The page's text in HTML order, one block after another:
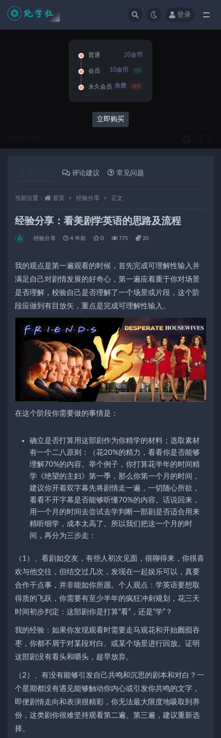
登录
普通 20金币
会员 10金币 5折
永久会员 免费 推荐
立即购买
评论建议 常见问题
当前位置： 首页 经验分享 正文
经验分享：看美剧学英语的思路及流程
经验分享 4 年前 0 775 20
我的观点是第一遍观看的时候，首先完成可理解性输入并
满足自己对剧情发展的好奇心，第一遍应着重于你对场景
是否理解，校验自己是否理解了一个场景或片段，这个阶
段应做到有目放矢，重点是完成可理解性输入。
在这个阶段你需要做的事情是：
确立是否打算用这部剧作为你精学的材料；选取素材
有一个二八原则：（花20%的精力，看看你是否能够
理解70%的内容。举个例子，你打算花半年的时间精
学《绝望的主妇》第一季，那么你第一个月的时间，
建议你开着双字幕先将剧情走一遍，一切随心所欲，
看看不开字幕是否能够听懂70%的内容。话说回来，
用一个月的时间去尝试去学判断一部剧是否适合用来
精听细学，成本太高了。所以我们把这一个月的时
间，再分为三步走：
（1）、看剧如交友，有些人初次见面，很聊得来，你很喜
欢与他交往，但结交过几次，发现在一起娱乐可以，真要
合作干点事，并非能如你所愿。个人观点：学英语要想取
得质的飞跃，你需要有至少半年的疯狂冲刺规划，花三天
时间初步判定：这部剧你是打算“看”，还是“学”？
我的经验：如果你发现观看时需要走马观花和开始囫囵吞
枣，你都不屑于对某段对白、或某个场景进行回放。证明
这部剧没有看头和嚼头，趁早放弃。
（2）、有没有能够引发自己共鸣和沉思的剧本和对白？一
个星期都没有遇见能够触动你内心或引发你共鸣的文字，
即便剧情走向和表演很精彩，你无法最大限度地吸取到养
份，这类剧你很难坚持观看第二遍、第三遍，建议重新选
择。